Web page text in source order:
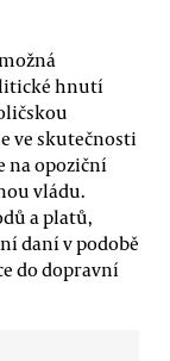
hnutí
ve skutečnosti
na opoziční
vládu.
a platů,
daní v podobě
do dopravní